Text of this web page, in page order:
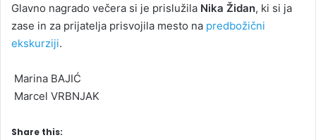
Glavno nagrado večera si je prislužila Nika Židan, ki si ja
zase in za prijatelja prisvojila mesto na predbožični
ekskurziji.
Marina BAJIĆ
Marcel VRBNJAK
Share this: